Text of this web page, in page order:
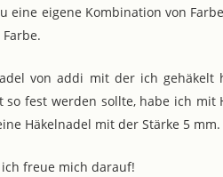
eine eigene Kombination von
von addi mit der ich
so fest werden sollte, habe ich
Häkelnadel mit der Stärke 5 mm.
ich freue mich darauf!